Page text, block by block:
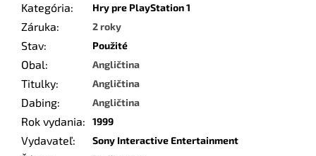
Kategória: Hry pre PlayStation 1
Záruka: 2 roky
Stav: Použité
Obal: Angličtina
Titulky: Angličtina
Dabing: Angličtina
Rok vydania: 1999
Vydavateľ: Sony Interactive Entertainment